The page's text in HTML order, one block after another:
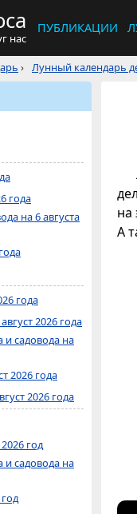
нас
ПУБЛИКАЦИИ
› Лунный календарь
на
А
года
на 6 августа
года
2026 года
садовода на
2026 года
2026 года
год
садовода на